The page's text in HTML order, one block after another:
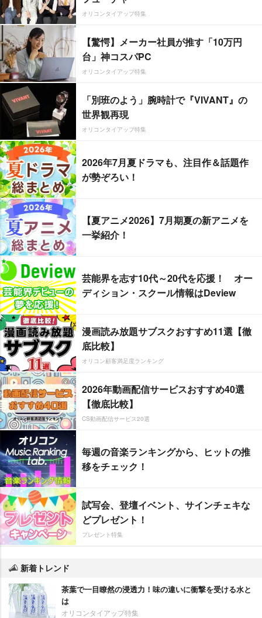
オリコンタイアップ特集
【驚愕】メーカー社員が推す「10万円
台」神コスパPC
オリコンタイアップ特集
「別班のよう」腕時計で『VIVANT』の
世界観再現
オリコンタイアップ特集
2026年7月夏ドラマも、注目作＆話題作
が勢ぞろい！
【夏アニメ2026】7月期夏の新アニメを
一挙紹介！
芸能界を志す10代～20代を応援！ オー
ディション・スクール情報はDeview
漫画読み放題サブスクおすすめ11選【徹
底比較】
オリコン顧客満足度ランキング
2026年動画配信サービスおすすめ40選
【徹底比較】
CS動画配信サービス20選
毎週の音楽ランキングから、ヒットの推
移をチェック！
試写会、登壇イベント、サインチェキな
どプレゼント！
プレゼント特集
新着トレンド
茶葉で一目瞭然の浸透力！味の違いに衝撃を受ける水と
は
オリコンタイアップ特集